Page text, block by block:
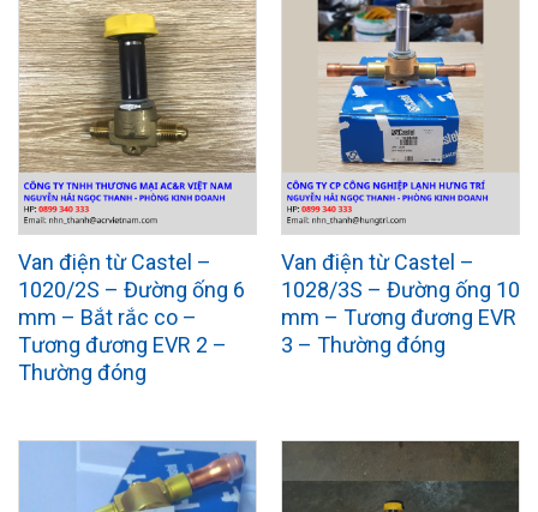
Van điện từ Castel –
1020/2S – Đường ống 6
mm – Bắt rắc co –
Tương đương EVR 2 –
Thường đóng
Van điện từ Castel –
1028/3S – Đường ống 10
mm – Tương đương EVR
3 – Thường đóng